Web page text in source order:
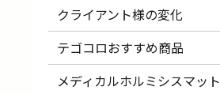
クライアント様の変化
テゴコロおすすめ商品
メディカルホルミシスマット